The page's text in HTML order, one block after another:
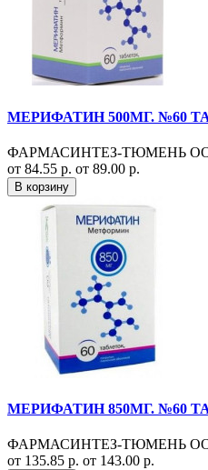
МЕРИФАТИН 500МГ. №60
ФАРМАСИНТЕЗ-ТЮМЕНЬ
от 84.55 р. от 89.00 р.
В корзину
МЕРИФАТИН 850МГ. №60
ФАРМАСИНТЕЗ-ТЮМЕНЬ
от 135.85 р. от 143.00 р.